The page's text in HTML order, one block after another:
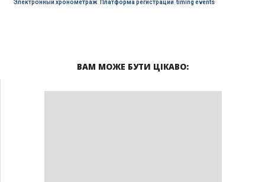
Электронный хронометраж, Платформа регистрации,timing events
ВАМ МОЖЕ БУТИ ЦІКАВО: